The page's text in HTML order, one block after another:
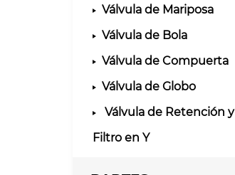
Válvula de Mariposa
Válvula de Bola
Válvula de Compuerta
Válvula de Globo
Válvula de Retención y
Filtro en Y